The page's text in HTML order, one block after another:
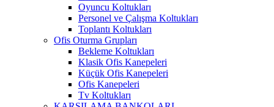
Oyuncu Koltukları
Personel ve Çalışma Koltukları
Toplantı Koltukları
Ofis Oturma Grupları
Bekleme Koltukları
Klasik Ofis Kanepeleri
Küçük Ofis Kanepeleri
Ofis Kanepeleri
Tv Koltukları